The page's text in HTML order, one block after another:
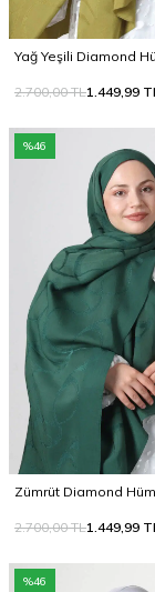
Yağ Yeşili Diamond
2.700,00TL1.449,99
%46
Zümrüt Diamond
2.700,00TL1.449,99
%46